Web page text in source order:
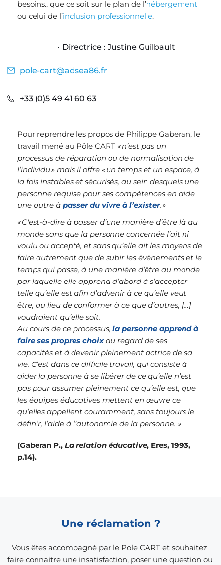
besoins., que ce soit sur le plan de l’hébergement
ou celui de l’inclusion professionnelle.
Directrice : Justine Guilbault
pole-cart@adsea86.fr
+33 (0)5 49 41 60 63
Pour reprendre les propos de Philippe Gaberan, le
travail mené au Pôle CART « n’est pas un
processus de réparation ou de normalisation de
l’individu » mais il offre « un temps et un espace, à
la fois instables et sécurisés, au sein desquels une
personne requise pour ses compétences en aide
une autre à passer du vivre à l’exister. »
« C'est-à-dire à passer d’une manière d’être là au
monde sans que la personne concernée l’ait ni
voulu ou accepté, et sans qu’elle ait les moyens de
faire autrement que de subir les évènements et le
temps qui passe, à une manière d’être au monde
par laquelle elle apprend d’abord à s’accepter
telle qu’elle est afin d’advenir à ce qu’elle veut
être, au lieu de conformer à ce que d’autres, […]
voudraient qu’elle soit.
Au cours de ce processus, la personne apprend à
faire ses propres choix au regard de ses
capacités et à devenir pleinement actrice de sa
vie. C’est dans ce difficile travail, qui consiste à
aider la personne à se libérer de ce qu’elle n’est
pas pour assumer pleinement ce qu’elle est, que
les équipes éducatives mettent en œuvre ce
qu’elles appellent couramment, sans toujours le
définir, l’aide à l’autonomie de la personne. »
(Gaberan P., La relation éducative, Eres, 1993,
p.14).
Une réclamation ?
Vous êtes accompagné par le Pole CART et souhaitez
faire connaitre une insatisfaction, poser une question ou